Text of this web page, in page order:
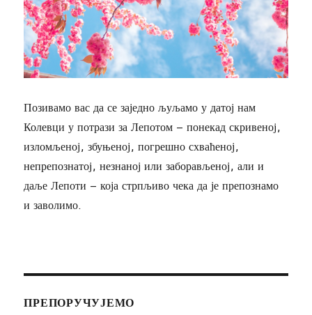
Позивамо вас да се заједно љуљамо у датој нам
Колевци у потрази за Лепотом – понекад скривеној,
изломљеној, збуњеној, погрешно схваћеној,
непрепознатој, незнаној или заборављеној, али и
даље Лепоти – која стрпљиво чека да је препознамо
и заволимо.
ПРЕПОРУЧУЈЕМО